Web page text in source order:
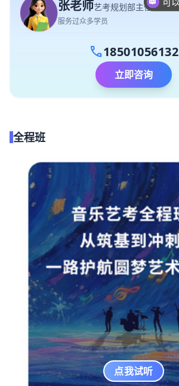
张老师艺考规划部主任
服务过众多学员
call18501056132
立即咨询
全程班
点我试听